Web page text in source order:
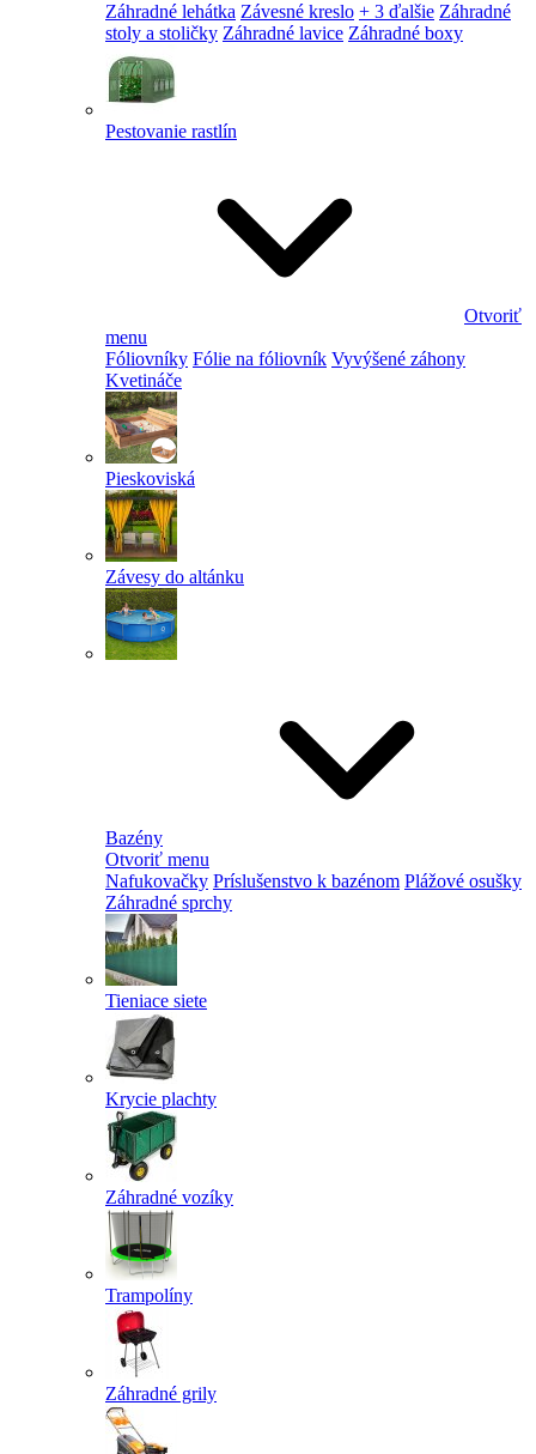
Záhradné lehátka Závesné kreslo + 3 ďalšie Záhradné
stoly a stoličky Záhradné lavice Záhradné boxy
Pestovanie rastlín
Otvoriť
menu
Fóliovníky Fólie na fóliovník Vyvýšené záhony
Kvetináče
Pieskoviská
Závesy do altánku
Bazény
Otvoriť menu
Nafukovačky Príslušenstvo k bazénom Plážové osušky
Záhradné sprchy
Tieniace siete
Krycie plachty
Záhradné vozíky
Trampolíny
Záhradné grily